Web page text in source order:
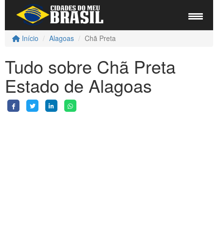
Início Alagoas Chã Preta
Tudo sobre Chã Preta
Estado de Alagoas